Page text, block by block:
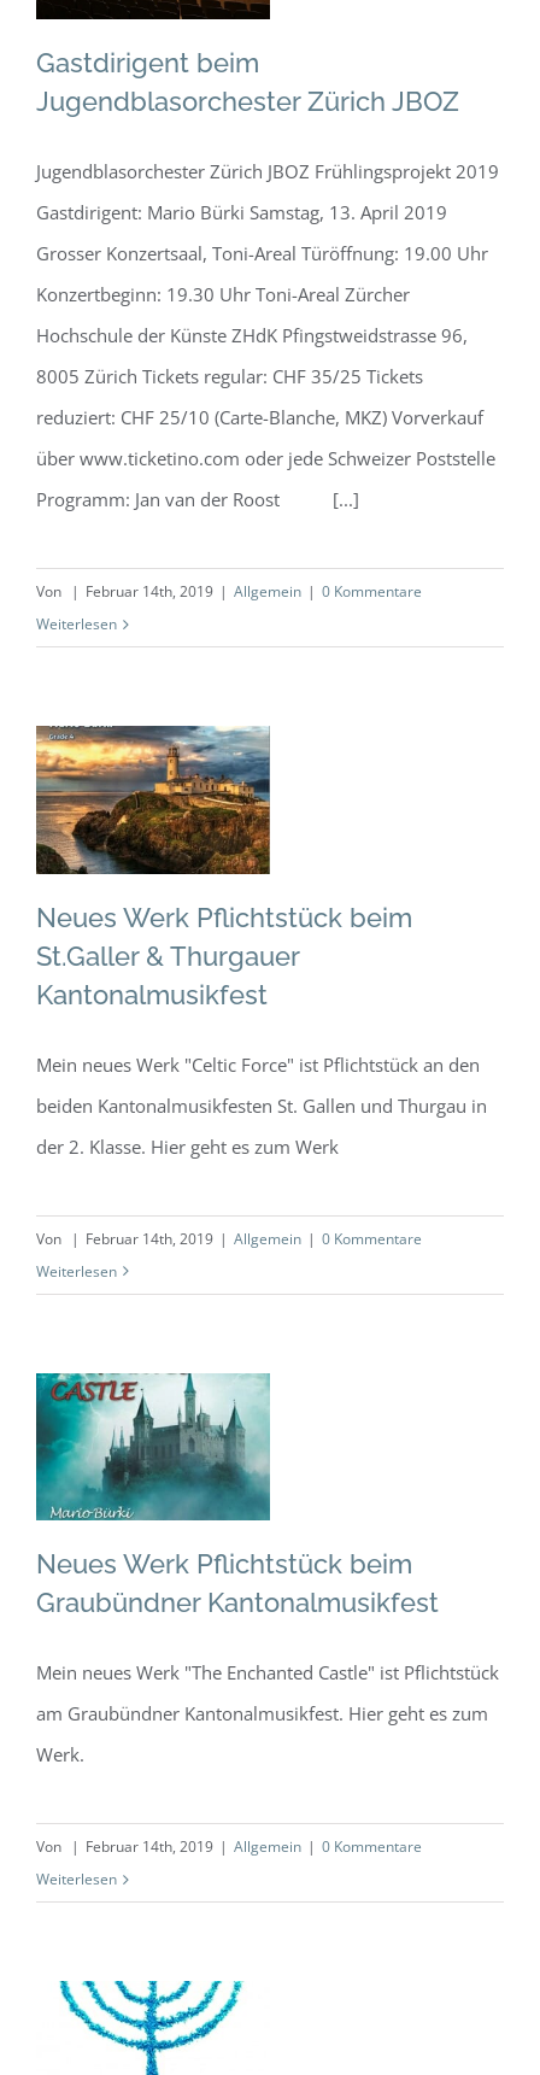
Allgemein
Gastdirigent beim
Jugendblasorchester Zürich JBOZ
Jugendblasorchester Zürich JBOZ Frühlingsprojekt 2019
Gastdirigent: Mario Bürki Samstag, 13. April 2019
Grosser Konzertsaal, Toni-Areal Türöffnung: 19.00 Uhr
Konzertbeginn: 19.30 Uhr Toni-Areal Zürcher
Hochschule der Künste ZHdK Pfingstweidstrasse 96,
8005 Zürich Tickets regular: CHF 35/25 Tickets
reduziert: CHF 25/10 (Carte-Blanche, MKZ) Vorverkauf
über www.ticketino.com oder jede Schweizer Poststelle
Programm: Jan van der Roost [...]
Von | Februar 14th, 2019 | Allgemein | 0 Kommentare
Weiterlesen
Pflichtstück beim
St.Galler &
Thurgauer
Kantonalmusikfest
Allgemein
Neues Werk Pflichtstück beim
St.Galler & Thurgauer
Kantonalmusikfest
Mein neues Werk "Celtic Force" ist Pflichtstück an den
beiden Kantonalmusikfesten St. Gallen und Thurgau in
der 2. Klasse. Hier geht es zum Werk
Von | Februar 14th, 2019 | Allgemein | 0 Kommentare
Weiterlesen
Neues Werk
Pflichtstück beim
Graubündner
Kantonalmusikfest
Neues Werk Pflichtstück beim
Graubündner Kantonalmusikfest
Mein neues Werk "The Enchanted Castle" ist Pflichtstück
am Graubündner Kantonalmusikfest. Hier geht es zum
Werk.
Von | Februar 14th, 2019 | Allgemein | 0 Kommentare
Weiterlesen
Pflichtwerk am
Europäischen
Brass Band